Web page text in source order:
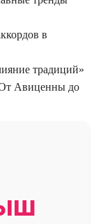
в
традиций»
Авиценны до